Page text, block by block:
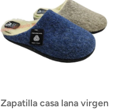
Zapatilla casa lana virgen